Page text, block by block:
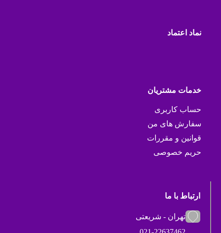
نماد اعتماد
خدمات مشتریان
حساب کاربری
سفارش های من
قوانین و مقررات
حریم خصوصی
ارتباط با ما
تهران - شریعتی